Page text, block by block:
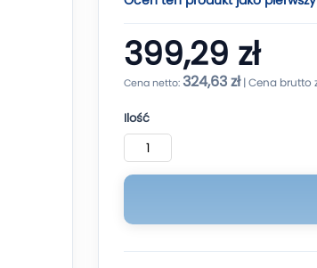
399,29 zł
324,63 zł
Ilość